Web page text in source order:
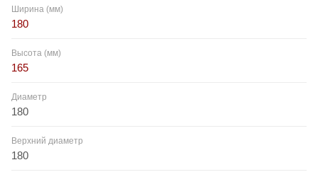
Ширина (мм)
180
Высота (мм)
165
Диаметр
180
Верхний диаметр
180